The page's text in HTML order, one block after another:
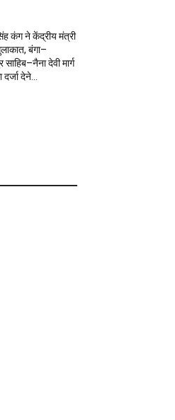
कंग ने केंद्रीय मंत्री
बंगा–
देवी मार्ग
देने...